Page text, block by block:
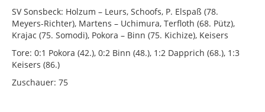
SV Sonsbeck: Holzum – Leurs, Schoofs, P. Elspaß (78.
Meyers-Richter), Martens – Uchimura, Terfloth (68. Pütz),
Krajac (75. Somodi), Pokora – Binn (75. Kichize), Keisers
Tore: 0:1 Pokora (42.), 0:2 Binn (48.), 1:2 Dapprich (68.), 1:3
Keisers (86.)
Zuschauer: 75